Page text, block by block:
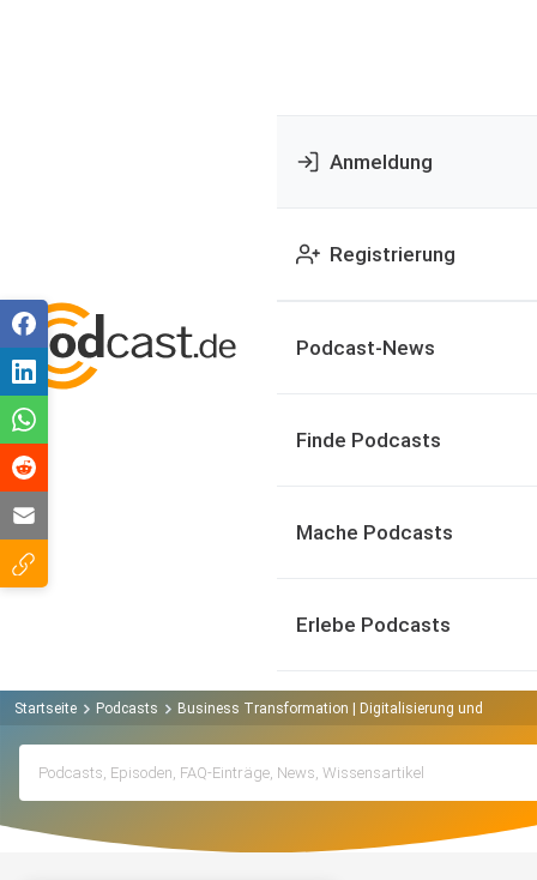
Anmeldung
Registrierung
Podcast-News
Finde Podcasts
Mache Podcasts
Erlebe Podcasts
Startseite Podcasts Business Transformation | Digitalisierung und das